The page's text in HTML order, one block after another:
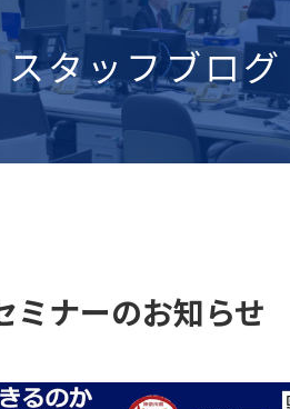
スタッフブログ
ミナーのお知らせ